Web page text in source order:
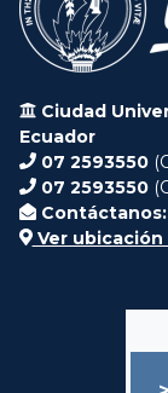
Ciudad
Ecuador
07 2593550
07 2593550
Contáctanos:
Ver ubicación